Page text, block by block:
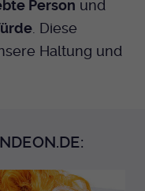
Person und
. Diese
Haltung und